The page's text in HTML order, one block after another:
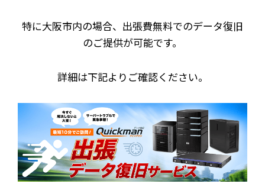
特に大阪市内の場合、出張費無料でのデータ復旧
のご提供が可能です。
詳細は下記よりご確認ください。